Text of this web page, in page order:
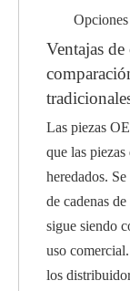
Ventajas
Las piezas
que las
heredados.
de cadenas
sigue siendo
uso
los